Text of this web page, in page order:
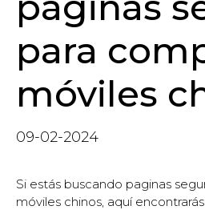
para
móviles
09-02-2024
Si estás buscando paginas
móviles chinos, aquí